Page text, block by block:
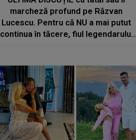
marcheză profund pe Răzvan
Lucescu. Pentru că NU a mai putut
continua în tăcere, fiul legendarului
"O să încep să..."